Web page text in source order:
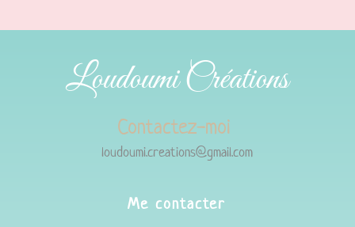
Loudoumi Créations
Contactez-moi
loudoumi.creations@gmail.com
Me contacter